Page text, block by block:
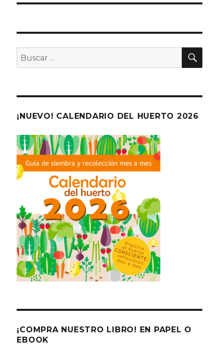
Buscar
por:
¡NUEVO! CALENDARIO DEL HUERTO 2026
¡COMPRA NUESTRO LIBRO! EN PAPEL O
EBOOK